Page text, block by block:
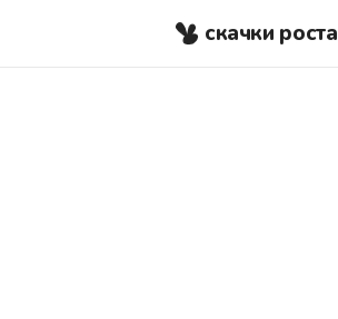
скачки роста